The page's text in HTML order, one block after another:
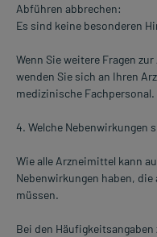
Abführen abbrechen:
Es sind keine besonderen
Wenn Sie weitere Fragen
wenden Sie sich an Ihren
medizinische Fachpersonal.
4. Welche Nebenwirkungen
Wie alle Arzneimittel kann
Nebenwirkungen haben,
müssen.
Bei den